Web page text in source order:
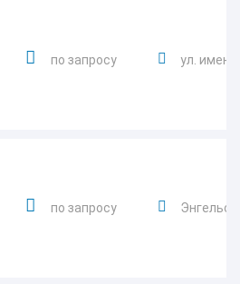
по запросу ул. имени
по запросу Энгельс,